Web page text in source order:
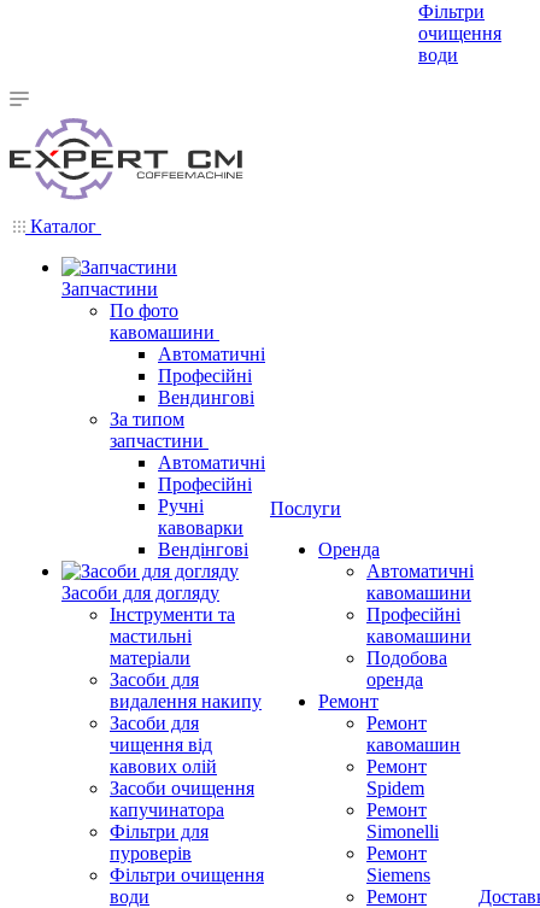
Фільтри
очищення
води
Каталог
Запчастини
По фото
кавомашини
Автоматичні
Професійні
Вендингові
За типом
запчастини
Автоматичні
Професійні
Ручні
кавоварки
Вендінгові
Засоби для догляду
Інструменти та
мастильні
матеріали
Засоби для
видалення накипу
Засоби для
чищення від
кавових олій
Засоби очищення
капучинатора
Фільтри для
пуроверів
Фільтри очищення
води
Послуги
Оренда
Автоматичні
кавомашини
Професійні
кавомашини
Подобова
оренда
Ремонт
Ремонт
кавомашин
Ремонт
Spidem
Ремонт
Simonelli
Ремонт
Siemens
Ремонт